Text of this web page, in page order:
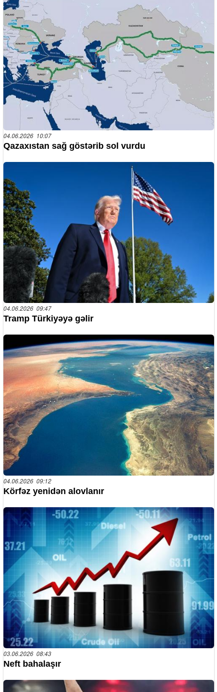
04.06.2026 10:07
Qazaxıstan sağ göstərib sol vurdu
04.06.2026 09:47
Tramp Türkiyəyə gəlir
04.06.2026 09:12
Körfəz yenidən alovlanır
03.06.2026 08:43
Neft bahalaşır